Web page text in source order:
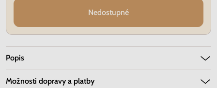
Nedostupné
Popis
Možnosti dopravy a platby